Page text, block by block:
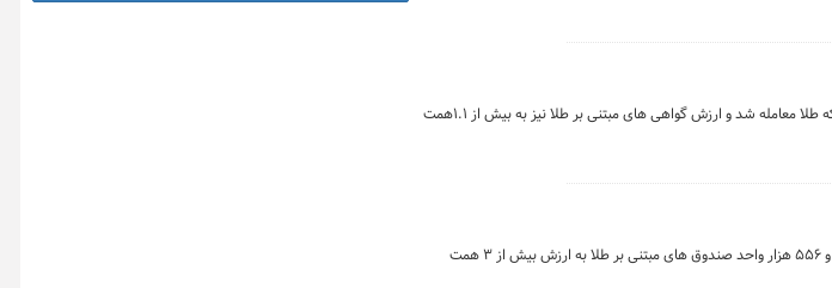
روز گذشته (۶ آبان ماه) در بازار گواهی های مبتنی بر طلا ۶۴ کیلوگرم شمش طلا و ۲ هزار و ۱۳عدد سکه طلا معامله شد و ارزش گواهی های مبتنی بر طلا نیز به بیش از ۱.۱همت
در روز ۴ مرداد ماه در معاملات بازار ابزارهای مبتنی بر طلای بورس کالای ایران در مجموع ۸۳۷ میلیون و ۵۵۶ هزار واحد صندوق های مبتنی بر طلا به ارزش بیش از ۳ همت